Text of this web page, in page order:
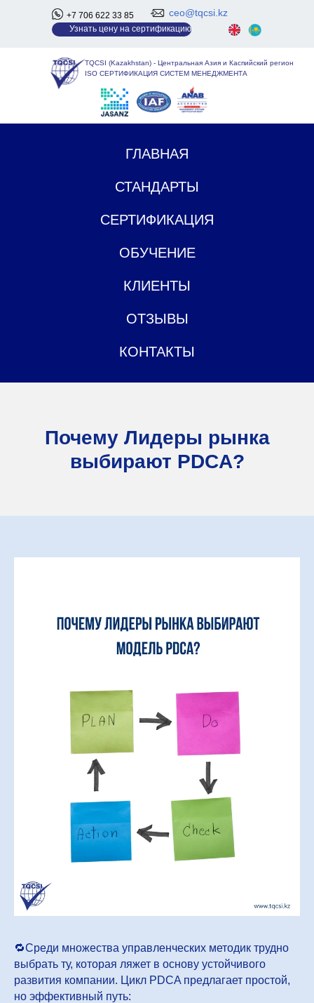
+7 706 622 33 85 ceo@tqcsi.kz
Узнать цену на сертификацию
TQCSI (Kazakhstan) - Центральная Азия и Каспийский регион
ISO СЕРТИФИКАЦИЯ СИСТЕМ МЕНЕДЖМЕНТА
ГЛАВНАЯ
СТАНДАРТЫ
СЕРТИФИКАЦИЯ
ОБУЧЕНИЕ
КЛИЕНТЫ
ОТЗЫВЫ
КОНТАКТЫ
Почему Лидеры рынка
выбирают PDCA?
🔁Среди множества управленческих методик трудно
выбрать ту, которая ляжет в основу устойчивого
развития компании. Цикл PDCA предлагает простой,
но эффективный путь: